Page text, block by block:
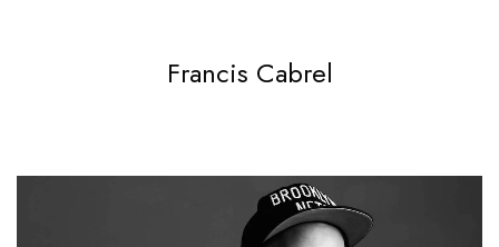
Francis Cabrel